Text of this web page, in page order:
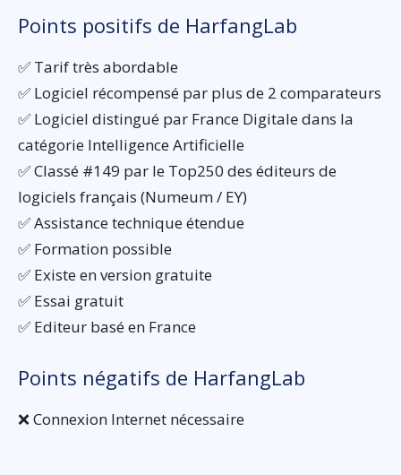
Points positifs de HarfangLab
✅ Tarif très abordable
✅ Logiciel récompensé par plus de 2 comparateurs
✅ Logiciel distingué par France Digitale dans la
catégorie Intelligence Artificielle
✅ Classé #149 par le Top250 des éditeurs de
logiciels français (Numeum / EY)
✅ Assistance technique étendue
✅ Formation possible
✅ Existe en version gratuite
✅ Essai gratuit
✅ Editeur basé en France
Points négatifs de HarfangLab
❌ Connexion Internet nécessaire